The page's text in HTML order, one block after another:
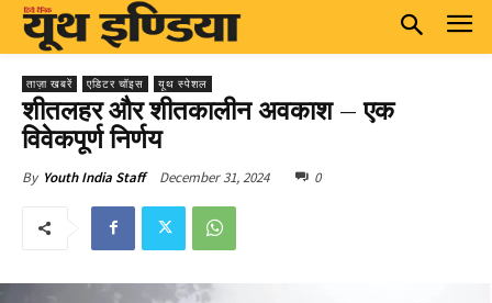
ताज़ा खबरें एडिटर चॉइस यूथ स्पेशल
शीतलहर और शीतकालीन अवकाश – एक
विवेकपूर्ण निर्णय
By Youth India Staff December 31, 2024 0